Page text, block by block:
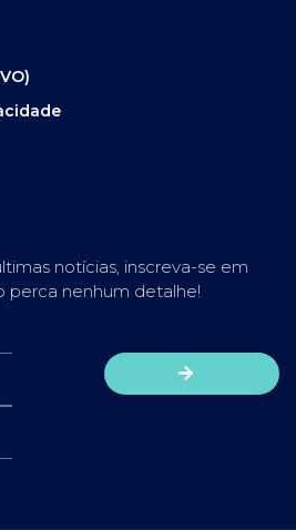
notícias, inscreva-se em
perca nenhum detalhe!